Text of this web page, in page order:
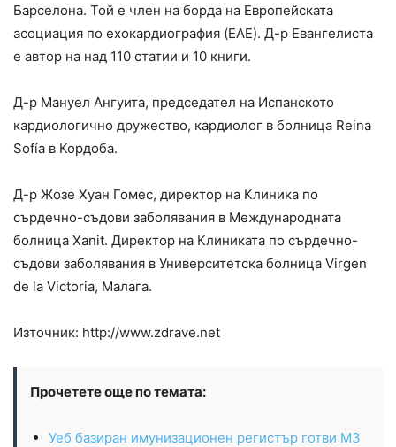
Барселона. Той е член на борда на Европейската
асоциация по ехокардиография (EAE). Д-р Евангелиста
е автор на над 110 статии и 10 книги.
Д-р Мануел Ангуита, председател на Испанското
кардиологично дружество, кардиолог в болница Reina
Sofía в Кордоба.
Д-р Жозе Хуан Гомес, директор на Клиника по
сърдечно-съдови заболявания в Международната
болница Xanit. Директор на Клиниката по сърдечно-
съдови заболявания в Университетска болница Virgen
de la Victoria, Малага.
Източник: http://www.zdrave.net
Прочетете още по темата:
Уеб базиран имунизационен регистър готви МЗ